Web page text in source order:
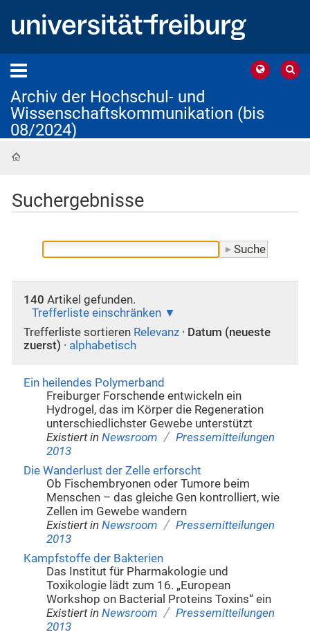
Archiv der Hochschul- und
Wissenschaftskommunikation (bis
08/2024)
Suchergebnisse
140 Artikel gefunden.
Trefferliste einschränken
Trefferliste sortieren Relevanz · Datum (neueste
zuerst) · alphabetisch
Ein heilendes Polymerband
Freiburger Forschende entwickeln ein
Hydrogel, das im Körper die Regeneration
unterschiedlichster Gewebe unterstützt
Existiert in Newsroom / Pressemitteilungen
2013
Die Wanderlust der Zelle erforscht
Ob Fischembryonen oder Tumore beim
Menschen – das gleiche Gen kontrolliert, wie
Zellen im Gewebe wandern
Existiert in Newsroom / Pressemitteilungen
2013
Kampfstoffe der Bakterien
Das Institut für Pharmakologie und
Toxikologie lädt zum 16. „European
Workshop on Bacterial Proteins Toxins“ ein
Existiert in Newsroom / Pressemitteilungen
2013